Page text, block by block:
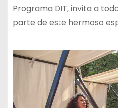
Programa DIT, invita a
parte de este hermoso